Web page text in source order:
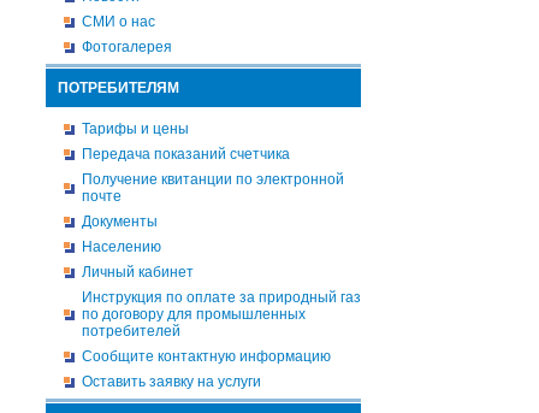
СМИ о нас
Фотогалерея
ПОТРЕБИТЕЛЯМ
Тарифы и цены
Передача показаний счетчика
Получение квитанции по электронной
почте
Документы
Населению
Личный кабинет
Инструкция по оплате за природный газ
по договору для промышленных
потребителей
Сообщите контактную информацию
Оставить заявку на услуги